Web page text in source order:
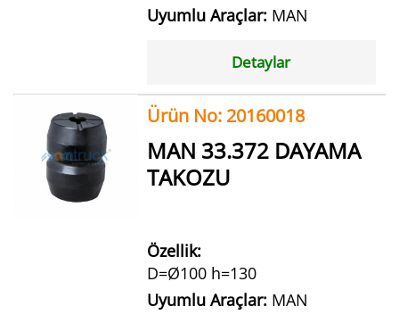
Uyumlu Araçlar: MAN
Detaylar
Ürün No: 20160018
MAN 33.372 DAYAMA
TAKOZU
Özellik:
D=Ø100 h=130
Uyumlu Araçlar: MAN